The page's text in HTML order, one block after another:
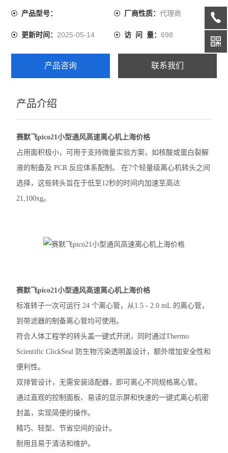
精骐摆床
精骐混匀仪
精骐干式恒温器
CryStal精骐振荡器/摇床
赛默飞ST1 Plus离心机
大龙离心机
大龙移液器
大龙摇床
凯杰样本研磨仪TissueLyser III
艾本德5430R冷冻离心机
艾本德5425微量离心机
艾本德MiniSpin离心机
赛默飞ST1R冷冻离心机
产品型号： 厂商性质： 代理商
更新时间：2025-05-14 访 问 量： 698
产品咨询 联系我们
产品介绍
赛默飞pico21小型通风高速离心机上海价格
占用面积极小，可用于支持微量实验方案，如核酸或蛋白裂解
液的制备及 PCR 反应体系配制。 在7个轻量级离心机转头之间
选择，这些转头旨在于低至12秒的时间内加速至高达
21,100xg。
赛默飞pico21小型通风高速离心机上海价格
标准转子一次可运行 24 个离心管，从1.5 - 2.0 mL 的离心管，
到带滤器的制备离心管均可使用。
符合人体工程学的转头盖一键式开闭，同时通过Thermo
Scientific ClickSeal 防生物污染透明盖设计，额外增加安全性和
便利性。
双排管设计，无需安装适配器，即可离心不同规格离心管。
通过直观的控制面板、易读的显示屏和快速的一键式离心机密
封盖，实现简便的操作。
精巧、轻型、节省空间的设计。
耐用且易于清洁和维护。